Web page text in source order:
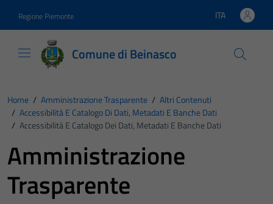
Regione Piemonte Lingua attiva:
ITA
Comune di Beinasco
Home / Amministrazione Trasparente / Altri Contenuti
/ Accessibilità E Catalogo Di Dati, Metadati E Banche Dati
/ Accessibilità E Catalogo Dei Dati, Metadati E Banche Dati
Amministrazione
Trasparente